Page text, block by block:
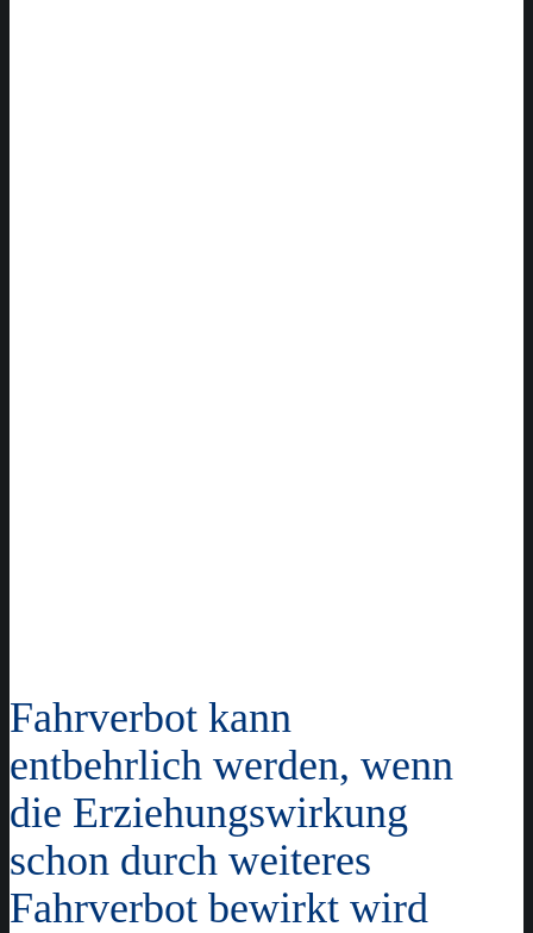
Fahrverbot kann
entbehrlich werden, wenn
die Erziehungswirkung
schon durch weiteres
Fahrverbot bewirkt wird